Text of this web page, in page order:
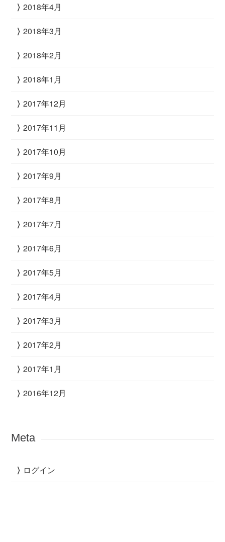
2018年4月
2018年3月
2018年2月
2018年1月
2017年12月
2017年11月
2017年10月
2017年9月
2017年8月
2017年7月
2017年6月
2017年5月
2017年4月
2017年3月
2017年2月
2017年1月
2016年12月
Meta
ログイン